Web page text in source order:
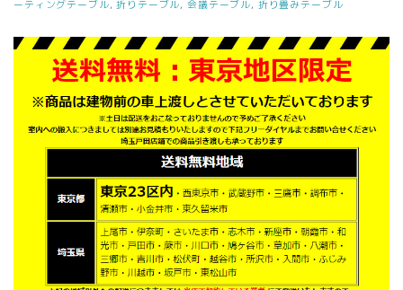
ーティングテーブル,折りテーブル, 会議テーブル, 折り畳みテーブル